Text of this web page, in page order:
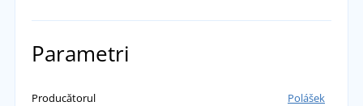
Parametri
Producătorul
Polášek